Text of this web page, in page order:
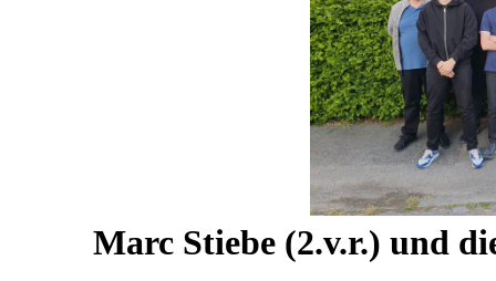
Marc Stiebe (2.v.r.) und